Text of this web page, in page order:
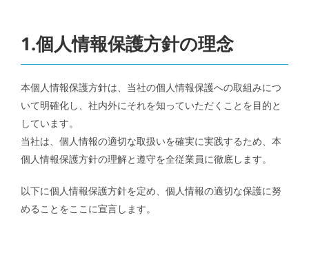
1.個人情報保護方針の理念
本個人情報保護方針は、当社の個人情報保護への取組みにつ
いて明確化し、社内外にそれを知っていただくことを目的と
しています。
当社は、個人情報の適切な取扱いを確実に実践するため、本
個人情報保護方針の理解と遵守を全従業員に徹底します。
以下に個人情報保護方針を定め、個人情報の適切な保護に努
めることをここに宣言します。